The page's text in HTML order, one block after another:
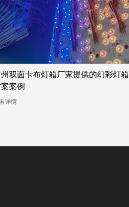
双面卡布灯箱厂家提供的幻彩灯箱
案例
详情